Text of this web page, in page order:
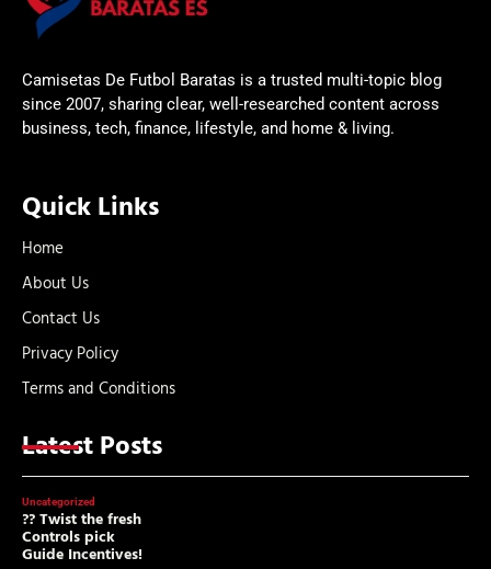
Camisetas De Futbol Baratas is a trusted multi-topic blog
since 2007, sharing clear, well-researched content across
business, tech, finance, lifestyle, and home & living.
Quick Links
Home
About Us
Contact Us
Privacy Policy
Terms and Conditions
Latest Posts
Uncategorized
?? Twist the fresh
Controls pick
Guide Incentives!